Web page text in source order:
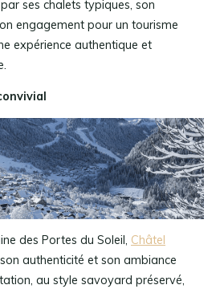
ses chalets typiques, son
engagement pour un tourisme
expérience authentique et
des Portes du Soleil, Châtel
authenticité et son ambiance
au style savoyard préservé,